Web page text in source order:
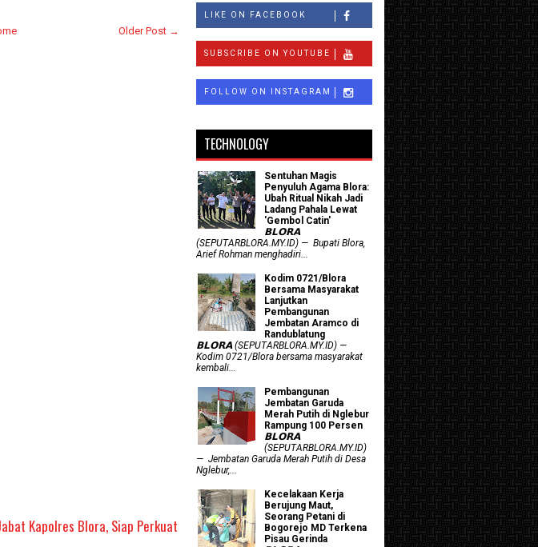
Older Post →
Kapolres Blora, Siap Perkuat
LIKE ON FACEBOOK
SUBSCRIBE ON YOUTUBE
FOLLOW ON INSTAGRAM
TECHNOLOGY
Sentuhan Magis
Penyuluh Agama Blora:
Ubah Ritual Nikah Jadi
Ladang Pahala Lewat
'Gembol Catin'
𝗕𝗟𝗢𝗥𝗔
(SEPUTARBLORA.MY.ID) — Bupati Blora,
Arief Rohman menghadiri...
Kodim 0721/Blora
Bersama Masyarakat
Lanjutkan
Pembangunan
Jembatan Aramco di
Randublatung
𝗕𝗟𝗢𝗥𝗔 (SEPUTARBLORA.MY.ID) —
Kodim 0721/Blora bersama masyarakat
kembali...
Pembangunan
Jembatan Garuda
Merah Putih di Nglebur
Rampung 100 Persen
𝗕𝗟𝗢𝗥𝗔
(SEPUTARBLORA.MY.ID)
— Jembatan Garuda Merah Putih di Desa
Nglebur,...
Kecelakaan Kerja
Berujung Maut,
Seorang Petani di
Bogorejo MD Terkena
Pisau Gerinda